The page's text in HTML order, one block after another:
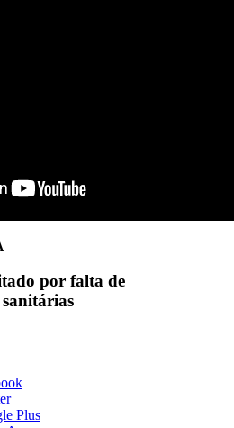
por falta de
sanitárias
Plus